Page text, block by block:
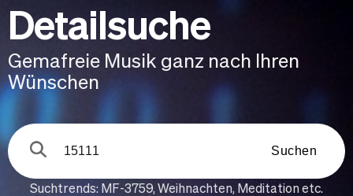
Detailsuche
Gemafreie Musik ganz nach Ihren
Wünschen
Suchen
Suchtrends: MF-3759,Weihnachten, Meditationetc.